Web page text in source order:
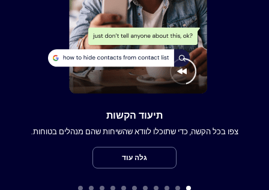
תיעוד הקשות
צפו בכל הקשה, כדי שתוכלו לוודא שהשיחות שהם מנהלים בטוחות.
גלה עוד